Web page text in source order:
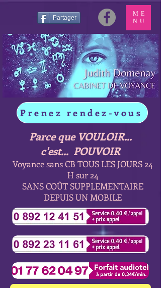
Partager
Prenez rendez-vous
Parce que VOULOIR...
c'est... POUVOIR
Voyance sans CB TOUS LES JOURS 24
H sur 24
SANS COÛT SUPPLEMENTAIRE
DEPUIS UN MOBILE
ME
NU